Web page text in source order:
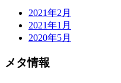
2021年2月
2021年1月
2020年5月
メタ情報